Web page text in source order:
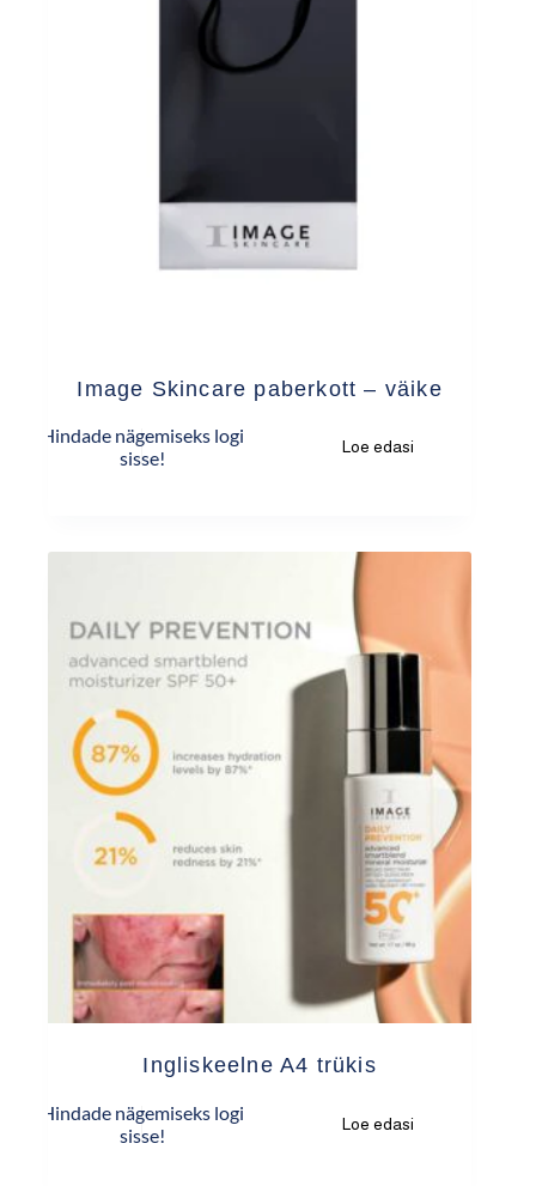
Image Skincare paberkott – väike
Hindade nägemiseks logi
sisse!
Loe edasi
Ingliskeelne A4 trükis
Hindade nägemiseks logi
sisse!
Loe edasi